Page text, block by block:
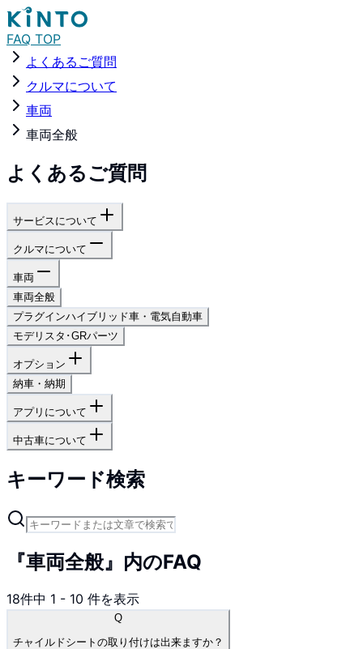
FAQ TOP
よくあるご質問
クルマについて
車両
車両全般
よくあるご質問
サービスについて
クルマについて
車両
車両全般
プラグインハイブリッド車・電気自動車
モデリスタ･GRパーツ
オプション
納車・納期
アプリについて
中古車について
キーワード検索
『車両全般』内のFAQ
18件中 1 - 10 件を表示
Q
チャイルドシートの取り付けは出来ますか？